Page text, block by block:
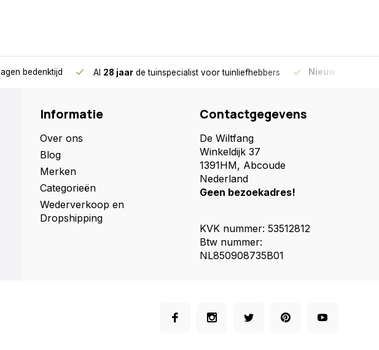
bedenktijd Al 28 jaar de tuinspecialist voor tuinliefhebbers Nieuw:
Informatie
Over ons
Blog
Merken
Categorieën
Wederverkoop en
Dropshipping
Contactgegevens
De Wiltfang
Winkeldijk 37
1391HM, Abcoude
Nederland
Geen bezoekadres!
KVK nummer: 53512812
Btw nummer:
NL850908735B01